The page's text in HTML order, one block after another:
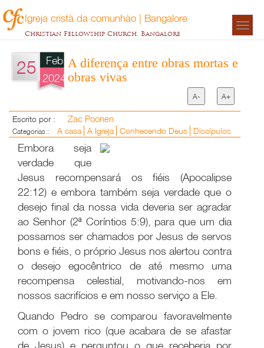
Igreja cristã da comunhão | Bangalore
Christian Fellowship Church, Bangalore
25
Feb
2024
A diferença entre obras mortas e
obras vivas
A- A+
Escrito por : Zac Poonen
Categorias : A casa A Igreja Conhecendo Deus Discípulos
Embora seja
verdade que
Jesus recompensará os fiéis (Apocalipse
22:12) e embora também seja verdade que o
desejo final da nossa vida deveria ser agradar
ao Senhor (2ª Coríntios 5:9), para que um dia
possamos ser chamados por Jesus de servos
bons e fiéis, o próprio Jesus nos alertou contra
o desejo egocêntrico de até mesmo uma
recompensa celestial, motivando-nos em
nossos sacrifícios e em nosso serviço a Ele.
Quando Pedro se comparou favoravelmente
com o jovem rico (que acabara de se afastar
de Jesus) e perguntou o que receberia por